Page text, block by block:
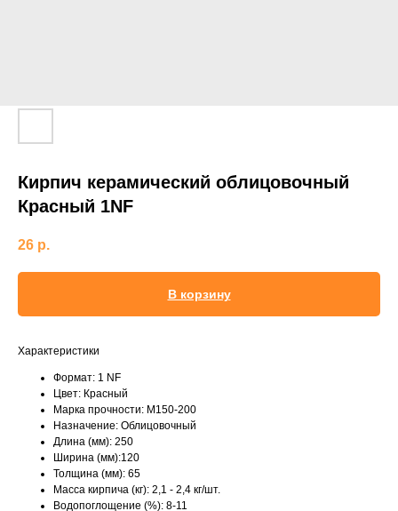
Кирпич керамический облицовочный
Красный 1NF
26 р.
В корзину
Характеристики
Формат: 1 NF
Цвет: Красный
Марка прочности: М150-200
Назначение: Облицовочный
Длина (мм): 250
Ширина (мм):120
Толщина (мм): 65
Масса кирпича (кг): 2,1 - 2,4 кг/шт.
Водопоглощение (%): 8-11